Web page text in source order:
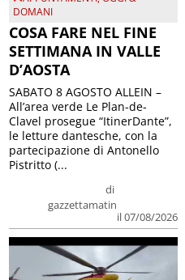
DOMANI
COSA FARE NEL FINE
SETTIMANA IN VALLE
D’AOSTA
di
gazzettamatin
il 07/08/2026
SABATO 8 AGOSTO ALLEIN –
All’area verde Le Plan-de-
Clavel prosegue “ItinerDante”,
le letture dantesche, con la
partecipazione di Antonello
Pistritto (...